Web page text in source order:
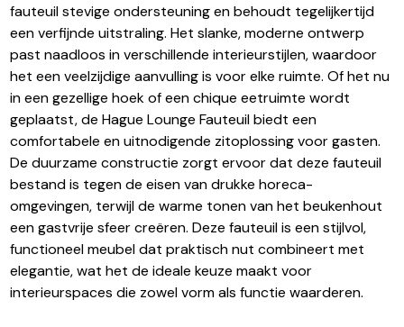
fauteuil stevige ondersteuning en behoudt tegelijkertijd
een verfijnde uitstraling. Het slanke, moderne ontwerp
past naadloos in verschillende interieurstijlen, waardoor
het een veelzijdige aanvulling is voor elke ruimte. Of het nu
in een gezellige hoek of een chique eetruimte wordt
geplaatst, de Hague Lounge Fauteuil biedt een
comfortabele en uitnodigende zitoplossing voor gasten.
De duurzame constructie zorgt ervoor dat deze fauteuil
bestand is tegen de eisen van drukke horeca-
omgevingen, terwijl de warme tonen van het beukenhout
een gastvrije sfeer creëren. Deze fauteuil is een stijlvol,
functioneel meubel dat praktisch nut combineert met
elegantie, wat het de ideale keuze maakt voor
interieurspaces die zowel vorm als functie waarderen.